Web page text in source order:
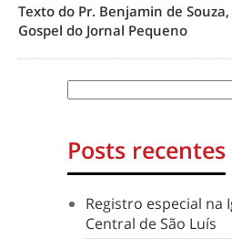
Texto do Pr. Benjamin de
Gospel do Jornal Pequeno
Posts recentes
Registro especial na
Central de São Luís